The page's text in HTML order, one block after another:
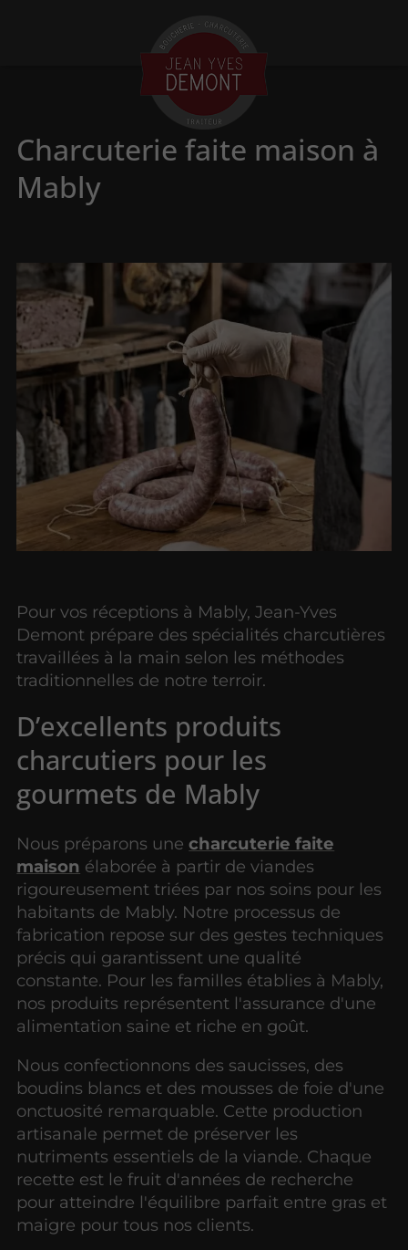
Charcuterie faite maison à
Mably
Pour vos réceptions à Mably, Jean-Yves
Demont prépare des spécialités charcutières
travaillées à la main selon les méthodes
traditionnelles de notre terroir.
D’excellents produits
charcutiers pour les
gourmets de Mably
Nous préparons unecharcuterie faite
maison élaborée à partir de viandes
rigoureusement triées par nos soins pour les
habitants de Mably. Notre processus de
fabrication repose sur des gestes techniques
précis qui garantissent une qualité
constante. Pour les familles établies à Mably,
nos produits représentent l'assurance d'une
alimentation saine et riche en goût.
Nous confectionnons des saucisses, des
boudins blancs et des mousses de foie d'une
onctuosité remarquable. Cette production
artisanale permet de préserver les
nutriments essentiels de la viande. Chaque
recette est le fruit d'années de recherche
pour atteindre l'équilibre parfait entre gras et
maigre pour tous nos clients.